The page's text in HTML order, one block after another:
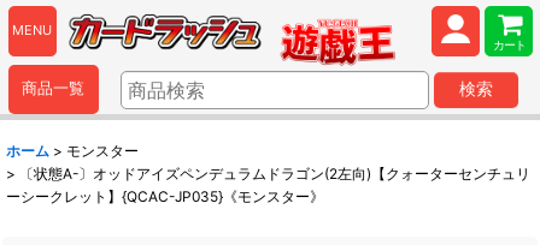
MENU
カート
商品一覧 検索
ホーム > モンスター
>
〔状態A-〕オッドアイズペンデュラムドラゴン(2左向)【クォーターセンチュリ
ーシークレット】{QCAC-JP035}《モンスター》